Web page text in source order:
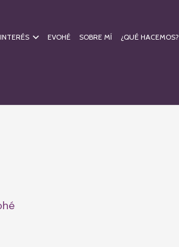
EVOHÉ SOBRE MÍ ¿QUÉ HACEMOS?